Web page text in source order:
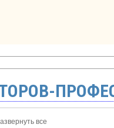
все